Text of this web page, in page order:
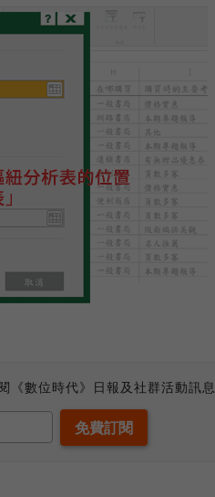
《數位時代》日報及社群活動訊息